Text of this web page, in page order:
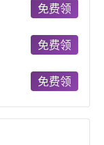
免费领
免费领
免费领